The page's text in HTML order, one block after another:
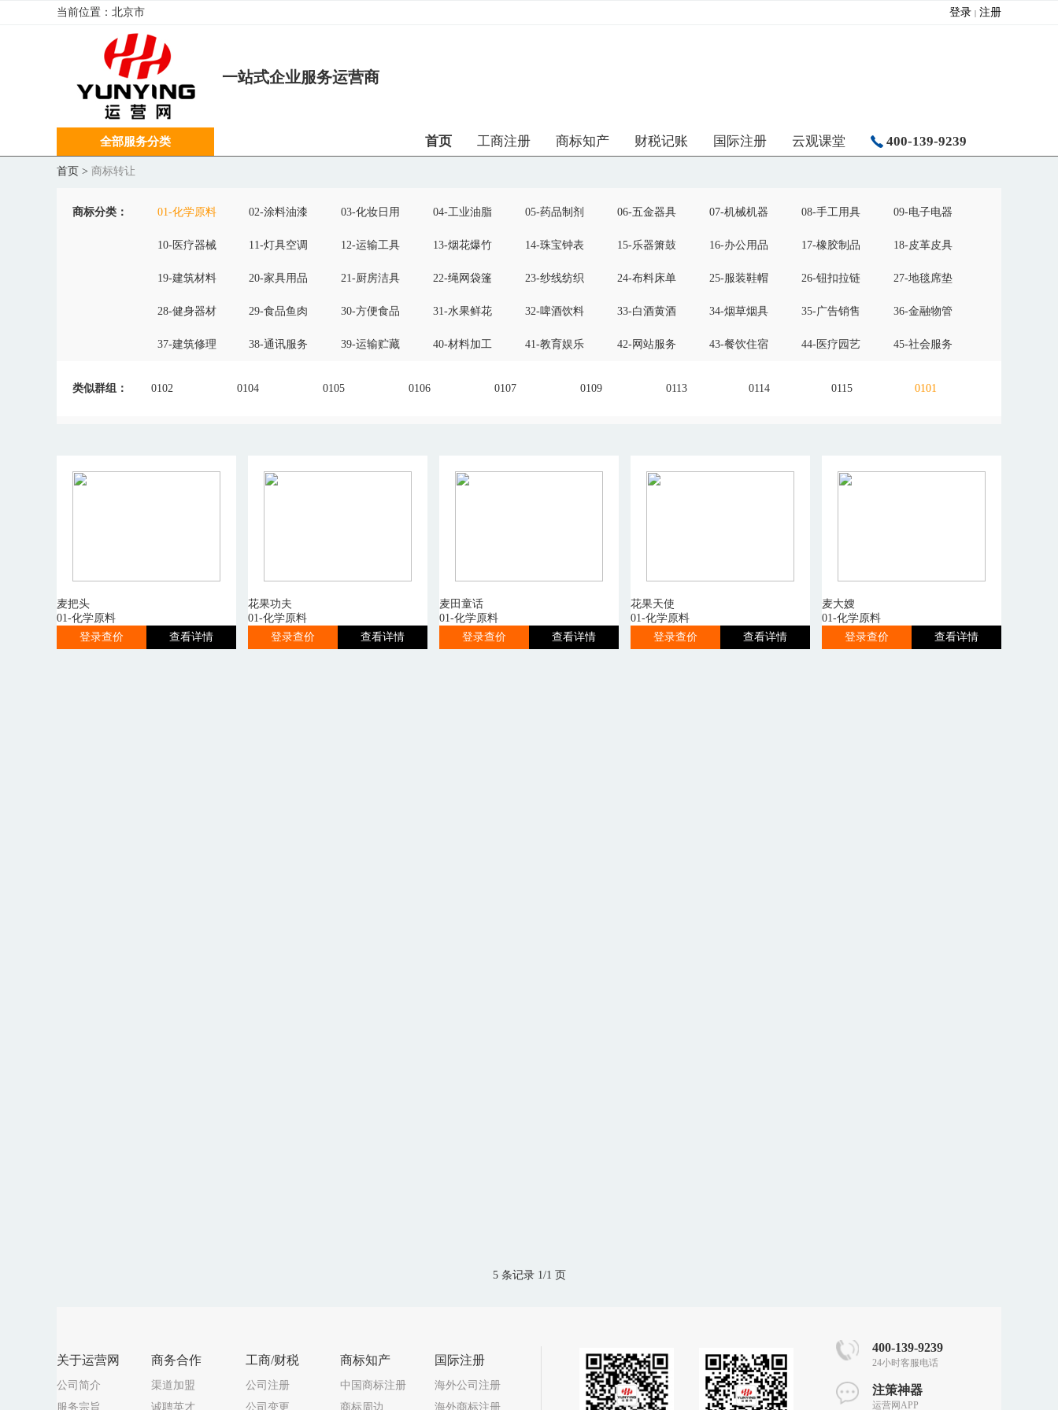
当前位置： 北京市 登录 | 注册
一站式企业服务运营商
全部服务分类 首页 工商注册 商标知产 财税记账 国际注册 云观课堂 400-139-9239
首页 > 商标转让
商标分类： 01-化学原料 02-涂料油漆 03-化妆日用 04-工业油脂 05-药品制剂 06-五金器具 07-机械机器 08-手工用具 09-电子电器
10-医疗器械 11-灯具空调 12-运输工具 13-烟花爆竹 14-珠宝钟表 15-乐器箫鼓 16-办公用品 17-橡胶制品 18-皮革皮具
19-建筑材料 20-家具用品 21-厨房洁具 22-绳网袋篷 23-纱线纺织 24-布料床单 25-服装鞋帽 26-钮扣拉链 27-地毯席垫
28-健身器材 29-食品鱼肉 30-方便食品 31-水果鲜花 32-啤酒饮料 33-白酒黄酒 34-烟草烟具 35-广告销售 36-金融物管
37-建筑修理 38-通讯服务 39-运输贮藏 40-材料加工 41-教育娱乐 42-网站服务 43-餐饮住宿 44-医疗园艺 45-社会服务
类似群组： 0102 0104 0105 0106 0107 0109 0113 0114 0115 0101
麦把头
01-化学原料
登录查价
查看详情
花果功夫
01-化学原料
登录查价
查看详情
麦田童话
01-化学原料
登录查价
查看详情
花果天使
01-化学原料
登录查价
查看详情
麦大嫂
01-化学原料
登录查价
查看详情
5 条记录 1/1 页
关于运营网
公司简介
服务宗旨
商务合作
渠道加盟
诚聘英才
工商/财税
公司注册
公司变更
商标知产
中国商标注册
商标周边
国际注册
海外公司注册
海外商标注册
400-139-9239
24小时客服电话
注策神器
运营网APP